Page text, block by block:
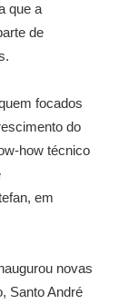
que a
de
focados
do
how técnico
em
novas
Santo André